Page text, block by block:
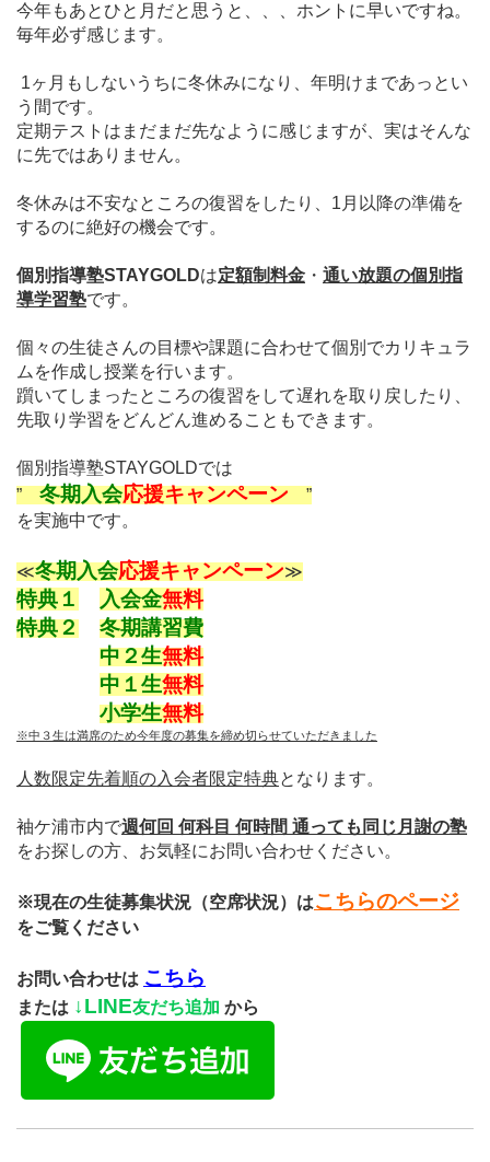
今年もあとひと月だと思うと、、、ホントに早いですね。
毎年必ず感じます。
1ヶ月もしないうちに冬休みになり、年明けまであっとい
う間です。
定期テストはまだまだ先なように感じますが、実はそんな
に先ではありません。
冬休みは不安なところの復習をしたり、1月以降の準備を
するのに絶好の機会です。
個別指導塾STAYGOLDは定額制料金 ・ 通い放題の個別指
導学習塾です。
個々の生徒さんの目標や課題に合わせて個別でカリキュラ
ムを作成し授業を行います。
躓いてしまったところの復習をして遅れを取り戻したり、
先取り学習をどんどん進めることもできます。
個別指導塾STAYGOLDでは
”
冬期入会応援キャンペーン
”
を実施中です。
≪冬期入会応援キャンペーン≫
特典１ 入会金無料
特典２
冬期講習費
中２生無料
中１生無料
小学生無料
※中３生は満席のため今年度の募集を締め切らせていただきました
人数限定先着順の入会者限定特典となります。
袖ケ浦市内で週何回 何科目 何時間 通っても同じ月謝の塾
をお探しの方、お気軽にお問い合わせください。
※現在の生徒募集状況（空席状況）はこちらのページ
をご覧ください
お問い合わせは こちら
または ↓LINE友だち追加 から